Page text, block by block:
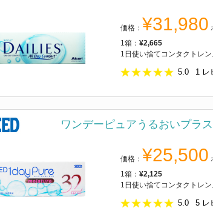
価格： ¥31,980
1箱： ¥2,665
1日使い捨てコンタクトレ
5.0 1 レ
ワンデーピュアうるおいプラ
価格： ¥25,500
1箱： ¥2,125
1日使い捨てコンタクトレ
5.0 5 レ